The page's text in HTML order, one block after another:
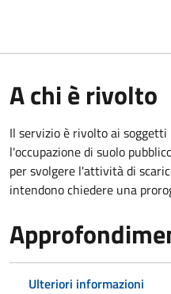
A chi è rivolto
Il servizio è rivolto ai soggetti
l'occupazione di suolo
per svolgere l'attività di
intendono chiedere una
Ulteriori informazioni